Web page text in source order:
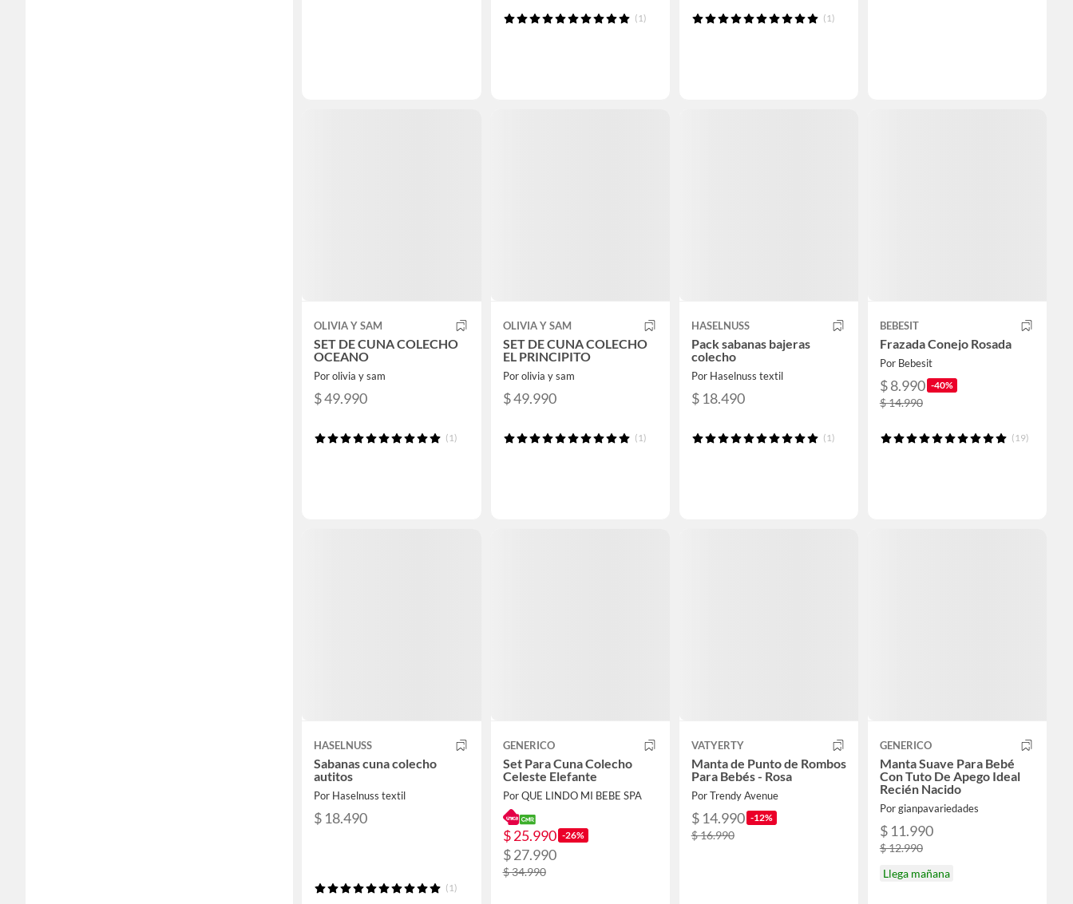
(1) (1)
OLIVIA Y SAM
SET DE CUNA COLECHO
OCEANO
Por olivia y sam
$ 49.990
(1)
OLIVIA Y SAM
SET DE CUNA COLECHO
EL PRINCIPITO
Por olivia y sam
$ 49.990
(1)
HASELNUSS
Pack sabanas bajeras
colecho
Por Haselnuss textil
$ 18.490
(1)
BEBESIT
Frazada Conejo Rosada
Por Bebesit
$ 8.990 -40%
$ 14.990
(19)
HASELNUSS
Sabanas cuna colecho
autitos
Por Haselnuss textil
$ 18.490
(1)
GENERICO
Set Para Cuna Colecho
Celeste Elefante
Por QUE LINDO MI BEBE SPA
$ 25.990 -26%
$ 27.990
$ 34.990
VATYERTY
Manta de Punto de Rombos
Para Bebés - Rosa
Por Trendy Avenue
$ 14.990 -12%
$ 16.990
GENERICO
Manta Suave Para Bebé
Con Tuto De Apego Ideal
Recién Nacido
Por gianpavariedades
$ 11.990
$ 12.990
Llega mañana